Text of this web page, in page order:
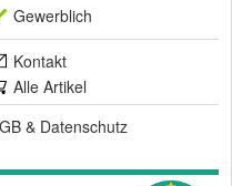
Gewerblich
Kontakt
Alle Artikel
& Datenschutz